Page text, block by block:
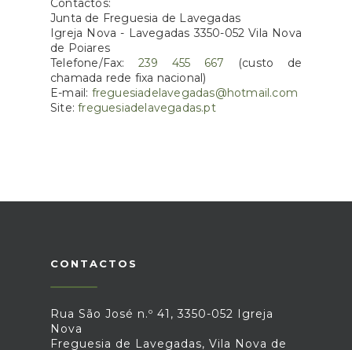
Contactos:
Junta de Freguesia de Lavegadas
Igreja Nova - Lavegadas 3350-052 Vila Nova
de Poiares
Telefone/Fax: 239 455 667 (custo de
chamada rede fixa nacional)
E-mail: freguesiadelavegadas@hotmail.com
Site:freguesiadelavegadas.pt
CONTACTOS
Rua São José n.º 41, 3350-052 Igreja
Nova
Freguesia de Lavegadas, Vila Nova de